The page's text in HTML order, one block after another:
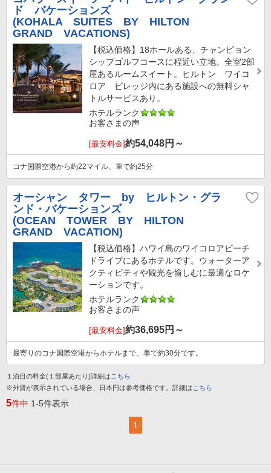
ド バケーションズ
(KOHALA SUITES BY HILTON
GRAND VACATIONS)
【税込価格】18ホールある、チャンピョン
シップゴルフコースに程近い立地。全室2部
屋あるルームスイート。ヒルトン ワイコ
ロア ビレッジ内にある施設への無料シャ
トルサービスあり。
ホテルランク
お客さまの声
[最安料金]約54,048円～
コナ国際空港から約22マイル、車で約25分
オーシャン タワー by ヒルトン・グラ
ンド・バケーションズ
(OCEAN TOWER BY HILTON
GRAND VACATION)
【税込価格】ハワイ島のワイコロアビーチ
ドライブにあるホテルです。ウォーターア
クティビティや観光を愉しむに最適なロケ
ーションです。
ホテルランク
お客さまの声
[最安料金]約36,695円～
最寄りのコナ国際空港からホテルまで、車で約30分です。
１泊目の料金(１部屋あたり)詳細は こちら
※外貨が表示されている場合、日本円は参考価格です。詳細は こちら
5件中 1-5件表示
1